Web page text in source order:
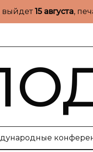
выйдет15 августа,